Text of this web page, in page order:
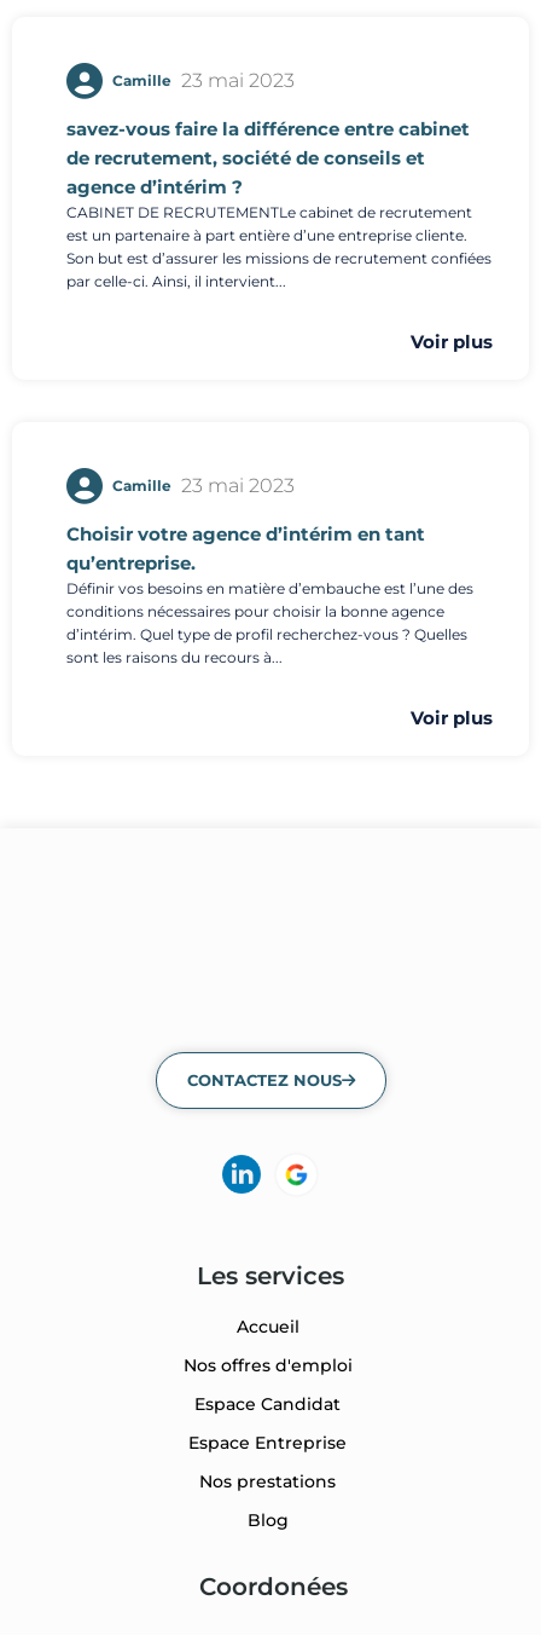
savez-vous faire la différence entre cabinet
de recrutement, société de conseils et
agence d’intérim ?
23 mai 2023
Camille
CABINET DE RECRUTEMENTLe cabinet de recrutement
est un partenaire à part entière d’une entreprise cliente.
Son but est d’assurer les missions de recrutement confiées
par celle-ci. Ainsi, il intervient...
Voir plus
Choisir votre agence d’intérim en tant
qu’entreprise.
23 mai 2023
Camille
Définir vos besoins en matière d’embauche est l’une des
conditions nécessaires pour choisir la bonne agence
d’intérim. Quel type de profil recherchez-vous ? Quelles
sont les raisons du recours à...
Voir plus
CONTACTEZ NOUS
Les services
Accueil
Nos offres d'emploi
Espace Candidat
Espace Entreprise
Nos prestations
Blog
Coordonées